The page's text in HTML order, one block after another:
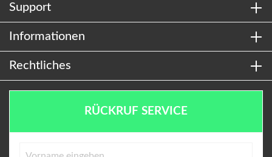
Support
Informationen
Rechtliches
RÜCKRUF SERVICE